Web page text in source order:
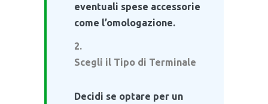
eventuali spese accessorie
come l’omologazione.
Scegli il Tipo di Terminale
Decidi se optare per un